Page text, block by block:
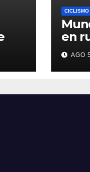
CICLISMO
en
AGO